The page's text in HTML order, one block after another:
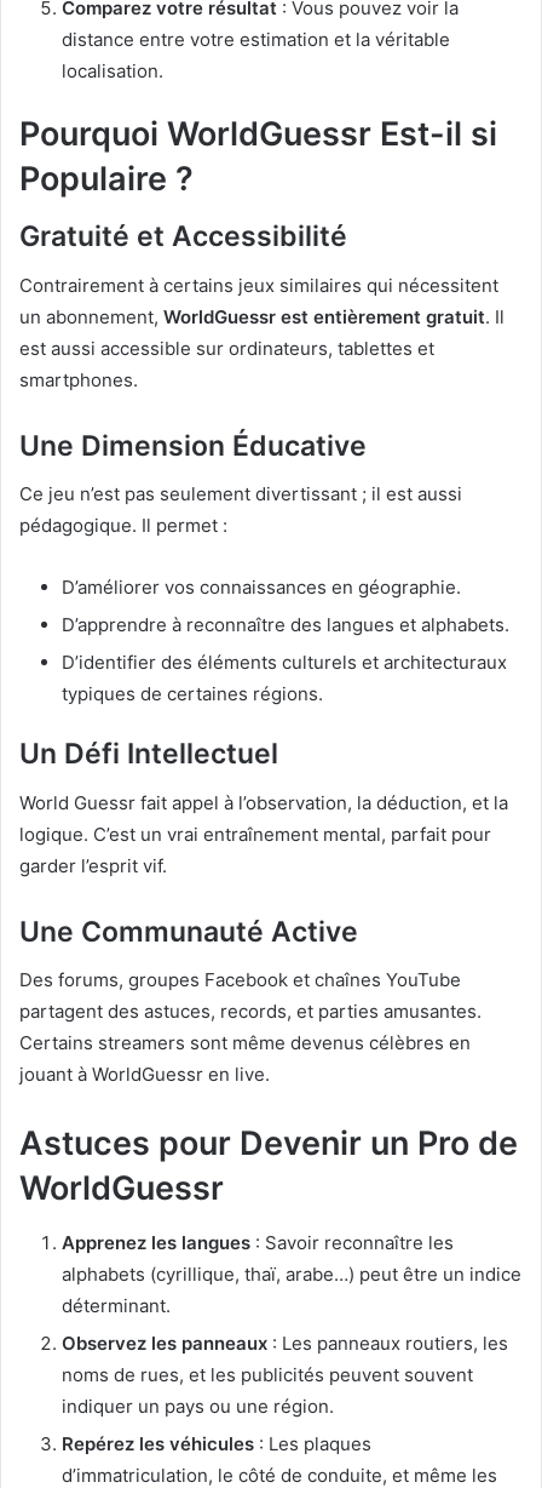
Comparez votre résultat : Vous pouvez voir la
distance entre votre estimation et la véritable
localisation.
Pourquoi WorldGuessr Est-il si
Populaire ?
Gratuité et Accessibilité
Contrairement à certains jeux similaires qui nécessitent
un abonnement, WorldGuessr est entièrement gratuit. Il
est aussi accessible sur ordinateurs, tablettes et
smartphones.
Une Dimension Éducative
Ce jeu n’est pas seulement divertissant ; il est aussi
pédagogique. Il permet :
D’améliorer vos connaissances en géographie.
D’apprendre à reconnaître des langues et alphabets.
D’identifier des éléments culturels et architecturaux
typiques de certaines régions.
Un Défi Intellectuel
World Guessr fait appel à l’observation, la déduction, et la
logique. C’est un vrai entraînement mental, parfait pour
garder l’esprit vif.
Une Communauté Active
Des forums, groupes Facebook et chaînes YouTube
partagent des astuces, records, et parties amusantes.
Certains streamers sont même devenus célèbres en
jouant à WorldGuessr en live.
Astuces pour Devenir un Pro de
WorldGuessr
Apprenez les langues : Savoir reconnaître les
alphabets (cyrillique, thaï, arabe…) peut être un indice
déterminant.
Observez les panneaux : Les panneaux routiers, les
noms de rues, et les publicités peuvent souvent
indiquer un pays ou une région.
Repérez les véhicules : Les plaques
d’immatriculation, le côté de conduite, et même les